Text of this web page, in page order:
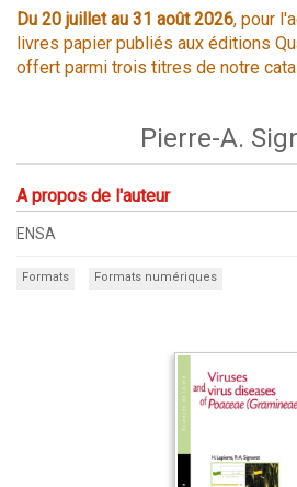
Du 20 juillet au 31 août 2026, pour
livres papier publiés aux éditions
offert parmi trois titres de notre
Pierre-A.
A propos de l'auteur
ENSA
Formats Formats numériques